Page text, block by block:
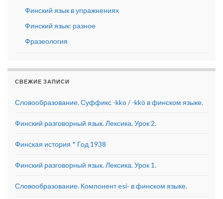
Финский язык в упражнениях
Финский язык: разное
Фразеология
СВЕЖИЕ ЗАПИСИ
Словообразование. Суффикс -kko / -kkö в финском языке.
Финский разговорный язык. Лексика. Урок 2.
Финская история * Год 1938
Финский разговорный язык. Лексика. Урок 1.
Словообразование. Компонент esi- в финском языке.